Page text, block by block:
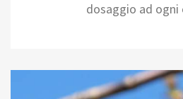
dosaggio ad ogni